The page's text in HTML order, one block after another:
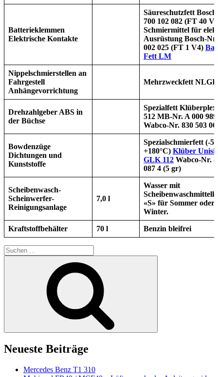
Batterieklemmen
Elektrische Kontakte
Säureschutzfett
700 102 082 (FT 40
Schmiermittel für
Ausrüstung Bosch-
002 025 (FT 1 V4)
Fett LM
Nippelschmierstellen an
Fahrgestell
Anhängevorrichtung
Mehrzweckfett NLGI-
Drehzahlgeber ABS in
der Büchse
Spezialfett
512 MB-Nr. A 000 989
Wabco-Nr. 830 503
Bowdenzüge
Dichtungen und
Kunststoffe
Spezialschmierfett (-
+180°C) Klüber
GLK 112 Wabco-Nr.
087 4 (5 gr)
Scheibenwasch-
Scheinwerfer-
Reinigungsanlage
7,0 l
Wasser mit
«S» für Sommer oder
Winter.
Kraftstoffbehälter 70 l Benzin bleifrei
Suchen
nach:
Neueste Beiträge
Mercedes Benz T1 310